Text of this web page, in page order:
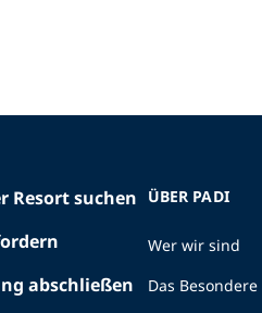
Resort suchen
abschließen
ÜBER PADI
Wer wir sind
Das Besondere